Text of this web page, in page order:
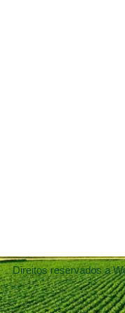
Direitos reservados a